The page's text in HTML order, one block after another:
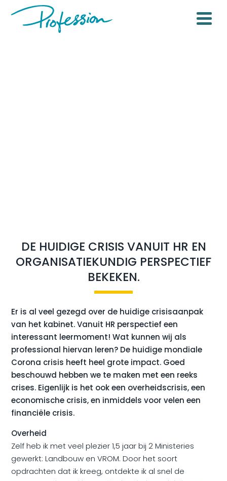
DE HUIDIGE CRISIS VANUIT HR EN
ORGANISATIEKUNDIG PERSPECTIEF
BEKEKEN.
Er is al veel gezegd over de huidige crisisaanpak
van het kabinet. Vanuit HR perspectief een
interessant leermoment! Wat kunnen wij als
professional hiervan leren? De huidige mondiale
Corona crisis heeft heel grote impact. Goed
beschouwd hebben we te maken met een reeks
crises. Eigenlijk is het ook een overheidscrisis, een
economische crisis, en inmiddels voor velen een
financiële crisis.
Overheid
Zelf heb ik met veel plezier 1,5 jaar bij 2 Ministeries
gewerkt: Landbouw en VROM. Door het soort
opdrachten dat ik kreeg, ontdekte ik al snel de